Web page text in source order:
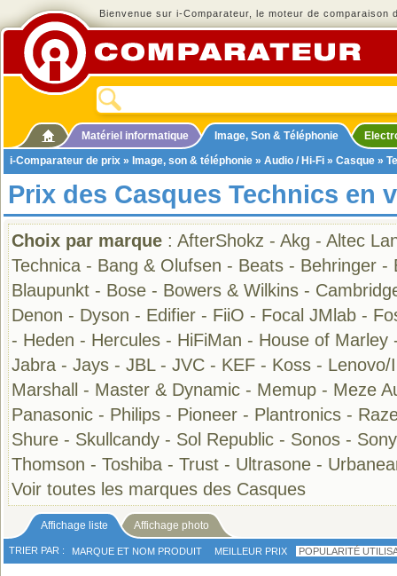
Bienvenue sur i-Comparateur, le moteur de comparaison
Matériel informatique Image, Son & Téléphonie
i-Comparateur de prix » Image, son & téléphonie » Audio / Hi-Fi » Casque »
Prix des Casques Technics en
Choix par marque : AfterShokz - Akg - Altec
Technica - Bang & Olufsen - Beats - Behringer -
Blaupunkt - Bose - Bowers & Wilkins -
Denon - Dyson - Edifier - FiiO - Focal JMlab -
- Heden - Hercules - HiFiMan - House of Marley
Jabra - Jays - JBL- JVC - KEF - Koss - Lenovo/
Marshall
- Master & Dynamic - Memup - Meze
Panasonic - Philips - Pioneer - Plantronics -
Shure - Skullcandy - Sol Republic - Sonos - Sony
Thomson - Toshiba - Trust - Ultrasone -
Voir toutes les marques des Casques
Affichage liste Affichage photo
TRIER PAR : MARQUE ET NOM PRODUIT MEILLEUR PRIX POPULARITÉ